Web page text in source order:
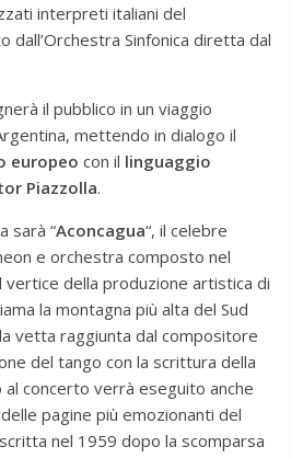
interpreti italiani del
dall’Orchestra Sinfonica diretta dal
il pubblico in un viaggio
mettendo in dialogo il
europeo con il linguaggio
Piazzolla.
sarà “Aconcagua“, il celebre
e orchestra composto nel
della produzione artistica di
la montagna più alta del Sud
vetta raggiunta dal compositore
del tango con la scrittura della
al concerto verrà eseguito anche
delle pagine più emozionanti del
nel 1959 dopo la scomparsa